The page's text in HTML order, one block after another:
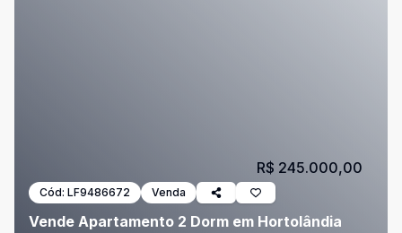
Cód: LF9486672 Venda
Vende Apartamento 2 Dorm em Hortolândia
R$ 245.000,00